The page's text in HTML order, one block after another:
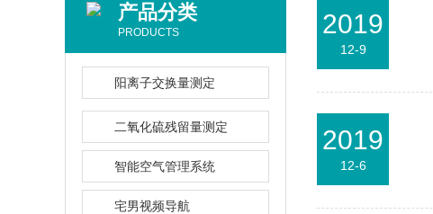
产品分类
PRODUCTS
阳离子交换量测定
二氧化硫残留量测定
智能空气管理系统
宅男视频导航
2019
12-9
2019
12-6